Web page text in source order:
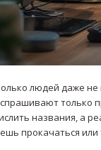
людей даже не
только
названия, а
прокачаться